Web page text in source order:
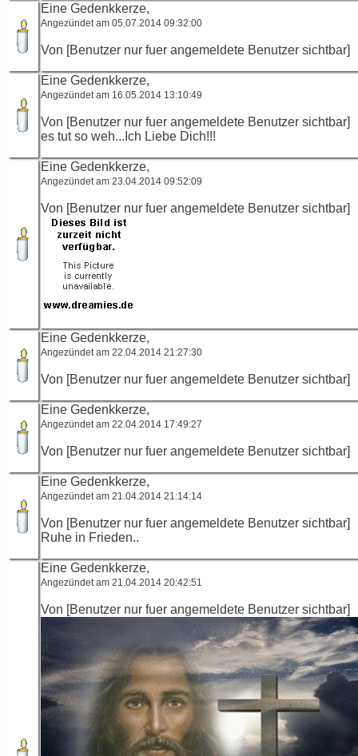
Eine Gedenkkerze,
Angezündet am 05.07.2014 09:32:00
Von [Benutzer nur fuer angemeldete Benutzer sichtbar]
Eine Gedenkkerze,
Angezündet am 16.05.2014 13:10:49
Von [Benutzer nur fuer angemeldete Benutzer sichtbar]
es tut so weh...Ich Liebe Dich!!!
Eine Gedenkkerze,
Angezündet am 23.04.2014 09:52:09
Von [Benutzer nur fuer angemeldete Benutzer sichtbar]
Eine Gedenkkerze,
Angezündet am 22.04.2014 21:27:30
Von [Benutzer nur fuer angemeldete Benutzer sichtbar]
Eine Gedenkkerze,
Angezündet am 22.04.2014 17:49:27
Von [Benutzer nur fuer angemeldete Benutzer sichtbar]
Eine Gedenkkerze,
Angezündet am 21.04.2014 21:14:14
Von [Benutzer nur fuer angemeldete Benutzer sichtbar]
Ruhe in Frieden..
Eine Gedenkkerze,
Angezündet am 21.04.2014 20:42:51
Von [Benutzer nur fuer angemeldete Benutzer sichtbar]